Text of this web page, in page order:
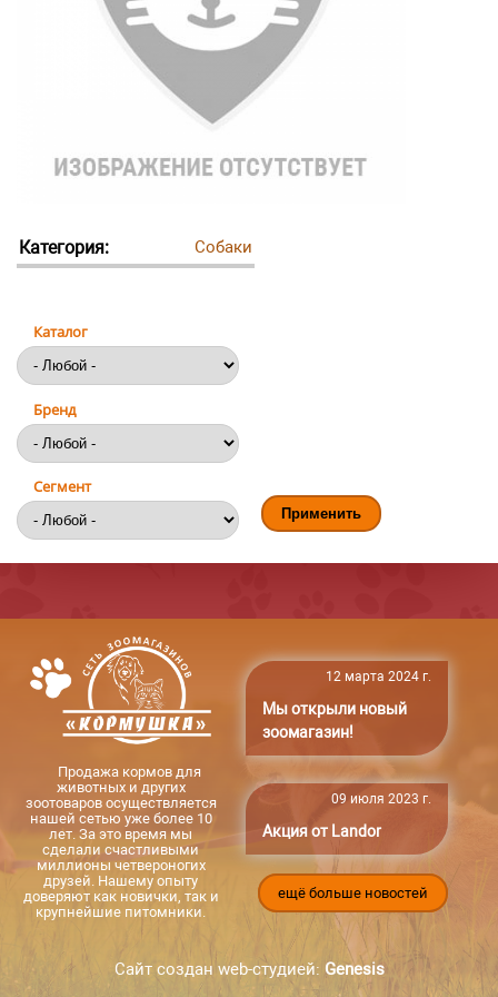
Категория: Собаки
Каталог
Бренд
Сегмент
Продажа кормов для
животных и других
зоотоваров осуществляется
нашей сетью уже более 10
лет. За это время мы
сделали счастливыми
миллионы четвероногих
друзей. Нашему опыту
доверяют как новички, так и
крупнейшие питомники.
12 марта 2024 г.
Мы открыли новый
зоомагазин!
09 июля 2023 г.
Акция от Landor
ещё больше новостей
Сайт создан web-студией: Genesis